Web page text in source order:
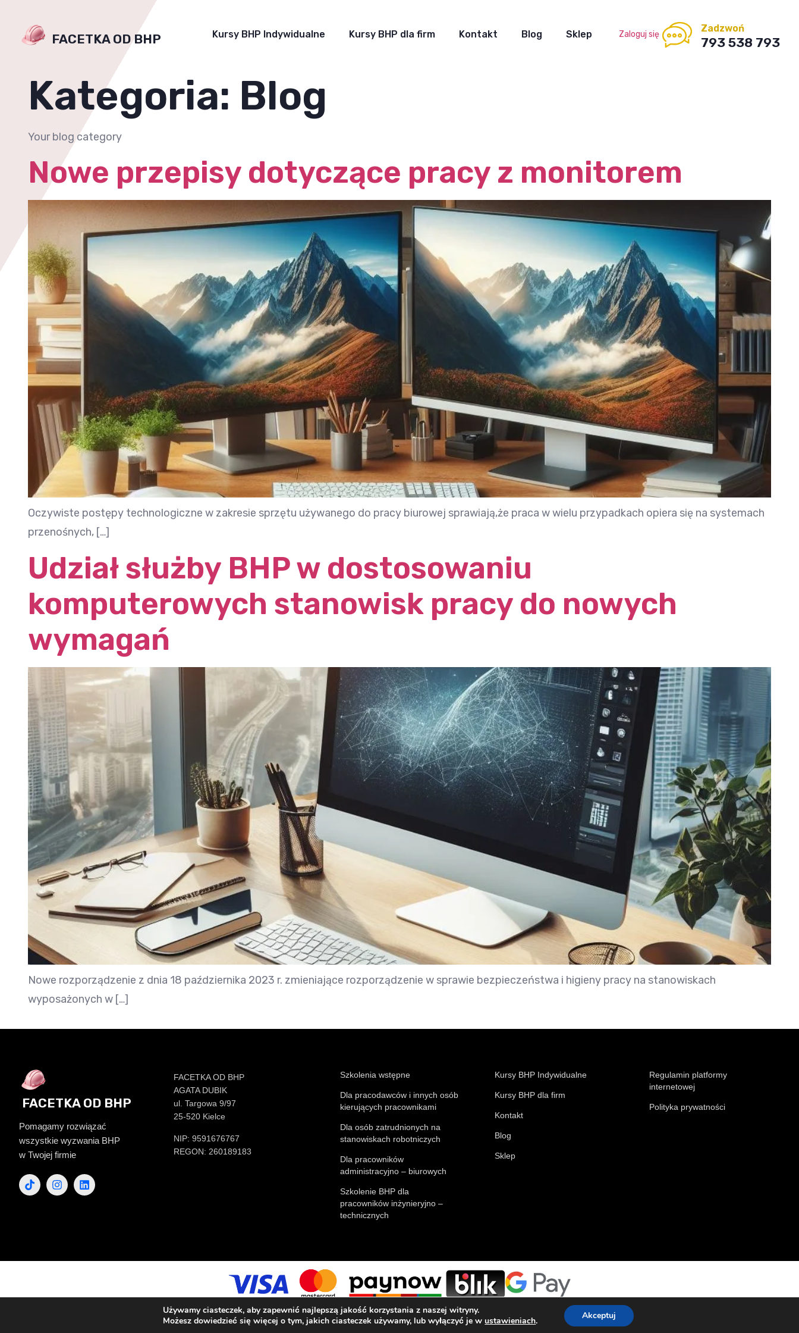
FACETKA OD BHP Kursy BHP Indywidualne Kursy BHP dla firm Kontakt Blog Sklep Zaloguj się
Zadzwoń
793 538 793
Kategoria: Blog
Your blog category
Nowe przepisy dotyczące pracy z monitorem
Oczywiste postępy technologiczne w zakresie sprzętu używanego do pracy biurowej sprawiają,że praca w wielu przypadkach opiera się na systemach
przenośnych, […]
Udział służby BHP w dostosowaniu
komputerowych stanowisk pracy do nowych
wymagań
Nowe rozporządzenie z dnia 18 października 2023 r. zmieniające rozporządzenie w sprawie bezpieczeństwa i higieny pracy na stanowiskach
wyposażonych w […]
FACETKA OD BHP
Pomagamy rozwiązać
wszystkie wyzwania BHP
w Twojej firmie
FACETKA OD BHP
AGATA DUBIK
ul. Targowa 9/97
25-520 Kielce
NIP: 9591676767
REGON: 260189183
Szkolenia wstępne
Dla pracodawców i innych osób
kierujących pracownikami
Dla osób zatrudnionych na
stanowiskach robotniczych
Dla pracowników
administracyjno – biurowych
Szkolenie BHP dla
pracowników inżynieryjno –
technicznych
Kursy BHP Indywidualne
Kursy BHP dla firm
Kontakt
Blog
Sklep
Regulamin platformy
internetowej
Polityka prywatności
W naszym sklepie płatności obsługują
Używamy ciasteczek, aby zapewnić najlepszą jakość korzystania z naszej witryny.
Możesz dowiedzieć się więcej o tym, jakich ciasteczek używamy, lub wyłączyć je wustawieniach. Akceptuj